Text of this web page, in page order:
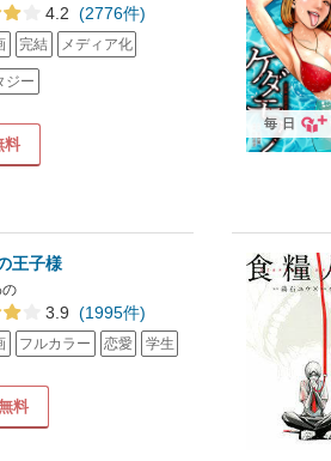
4.2 (2776件)
完結 メディア化
ジー
料
毎日
王子様
3.9 (1995件)
フルカラー 恋愛 学生
料